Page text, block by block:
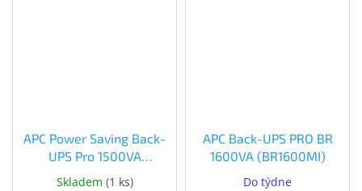
APC Power Saving Back-
UPS Pro 1500VA
(BR1500G-FR)
Skladem (1 ks)
APC Back-UPS PRO BR
1600VA (BR1600MI)
Do týdne